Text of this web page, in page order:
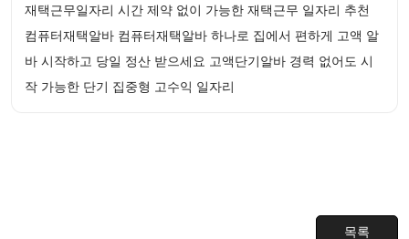
재택근무일자리 시간 제약 없이 가능한 재택근무 일자리 추천
컴퓨터재택알바 컴퓨터재택알바 하나로 집에서 편하게 고액 알
바 시작하고 당일 정산 받으세요 고액단기알바 경력 없어도 시
작 가능한 단기 집중형 고수익 일자리
목록